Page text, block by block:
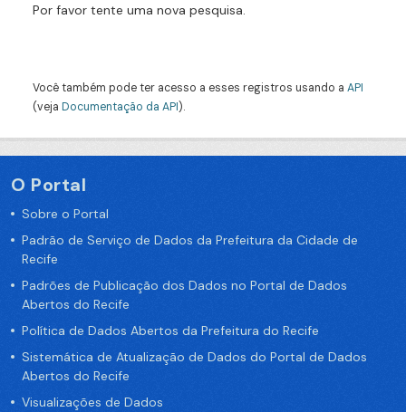
Por favor tente uma nova pesquisa.
Você também pode ter acesso a esses registros usando a API
(veja Documentação da API).
O Portal
Sobre o Portal
Padrão de Serviço de Dados da Prefeitura da Cidade de
Recife
Padrões de Publicação dos Dados no Portal de Dados
Abertos do Recife
Política de Dados Abertos da Prefeitura do Recife
Sistemática de Atualização de Dados do Portal de Dados
Abertos do Recife
Visualizações de Dados